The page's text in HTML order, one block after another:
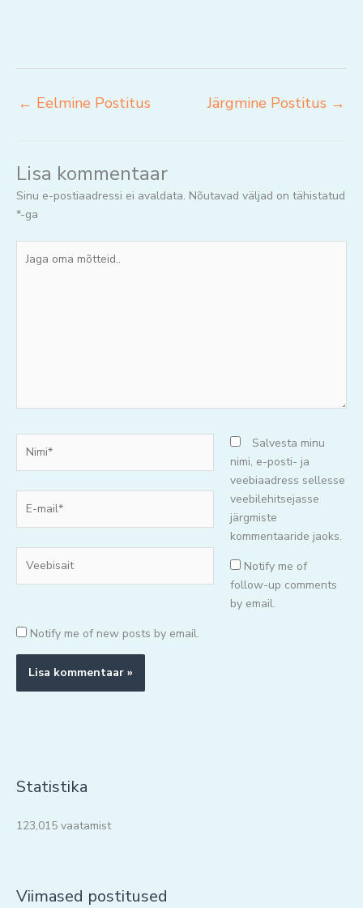
← Eelmine Postitus Järgmine Postitus →
Lisa kommentaar
Sinu e-postiaadressi ei avaldata. Nõutavad väljad on tähistatud
*-ga
oma
mail*
Salvesta minu
nimi, e-posti- ja
veebiaadress sellesse
veebilehitsejasse
järgmiste
kommentaaride jaoks.
Notify me of
follow-up comments
by email.
Notify me of new posts by email.
Statistika
123,015 vaatamist
Viimased postitused